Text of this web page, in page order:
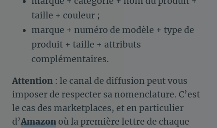
taille + couleur ;
marque + numéro de modèle + type de
produit + taille + attributs
complémentaires.
Attention : le canal de diffusion peut vous
imposer de respecter sa nomenclature. C’est
le cas des marketplaces, et en particulier
d’Amazon où la première lettre de chaque